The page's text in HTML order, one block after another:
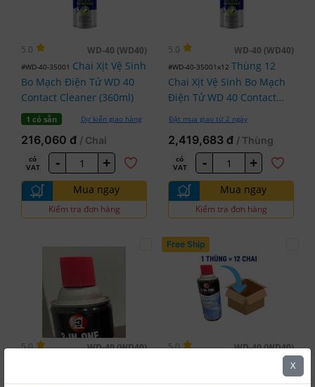
5.0 WD-40 (WD40)
#WD-40-35001 Chai Xịt Vệ Sinh
Bo Mạch Điện Tử WD 40
Contact Cleaner (360ml)
1 có sẵn Dự kiến giao hàng
216,060 đ / Chai
có
VAT
- +
Mua ngay
Kiểm tra đơn hàng
5.0 WD-40 (WD40)
#WD-40-35001x12 Thùng 12
Chai Xịt Vệ Sinh Bo Mạch
Điện Tử WD 40 Contact
Cleaner (360ml)
Đặt mua giao từ 2 ngày
2,419,683 đ / Thùng
có
VAT
- +
Mua ngay
Kiểm tra đơn hàng
5.0 WD-40 (WD40)
Free Ship
5.0 WD-40 (WD40)
Thùng 12
Chai Xịt Vệ Sinh Máy Lạnh
X